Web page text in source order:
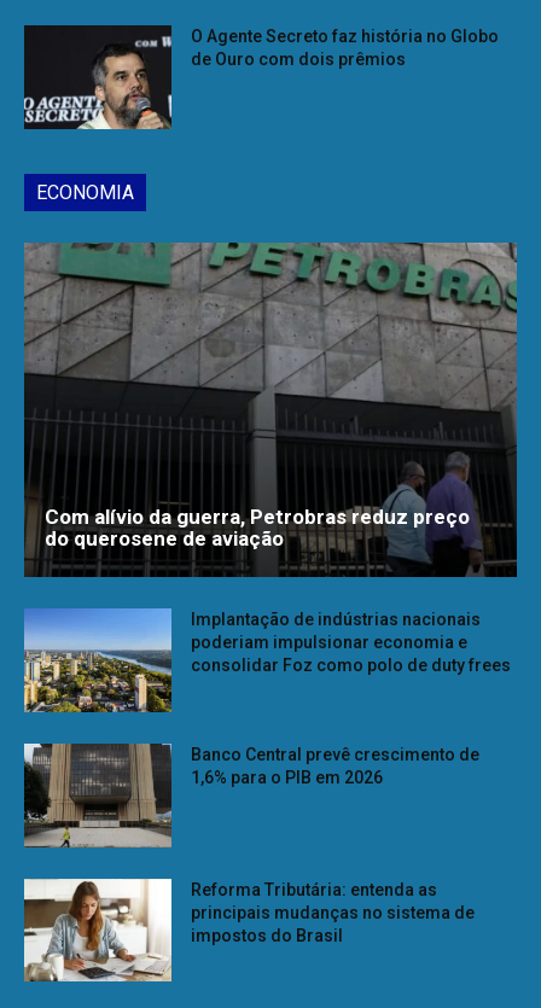
O Agente Secreto faz história no Globo
de Ouro com dois prêmios
ECONOMIA
Com alívio da guerra, Petrobras reduz preço
do querosene de aviação
Implantação de indústrias nacionais
poderiam impulsionar economia e
consolidar Foz como polo de duty frees
Banco Central prevê crescimento de
1,6% para o PIB em 2026
Reforma Tributária: entenda as
principais mudanças no sistema de
impostos do Brasil